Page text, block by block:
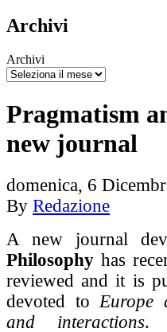
Archivi
Archivi
Pragmatism
new journal
domenica, 6
By Redazione
A new journal
Philosophy has
reviewed and it is
devoted toEurope
and interactions.